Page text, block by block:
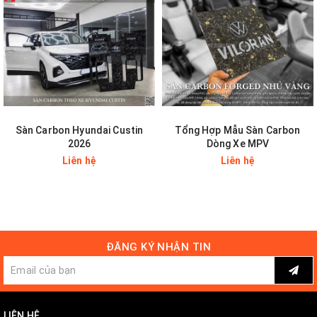
HẤP THỤ NHIỆT
Chất liệu nỉ thường phù hợp nơi có không khí lạnh, đối với khí hậu
như Việt Nam thì chất liệu trần nỉ ô tô không có tác dụng cách
nhiệt mà còn tình trạng hấp thụ nhiệt từ trần xuống không gian
bên trong xe gây khó chịu cho người ngồi trong xe nhất là vào mùa
Bọc trần 5d ô tô dán la phông 5d xe hơi
là xu hướng làm đẹp cho
thay cho bọc trần nilon. Không chỉ xe hơi bọc trần 5D mà
Sàn Carbon Hyundai Custin
2026
Liên hệ
Tổng Hợp Mẫu Sàn Carbon
Dòng Xe MPV
Liên hệ
ĐĂNG KÝ NHẬN TIN